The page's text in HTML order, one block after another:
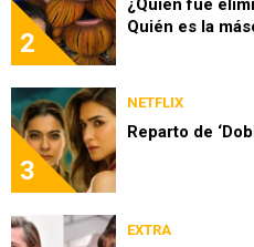
2
Quién es la
3
NETFLIX
Reparto de
EXTRA